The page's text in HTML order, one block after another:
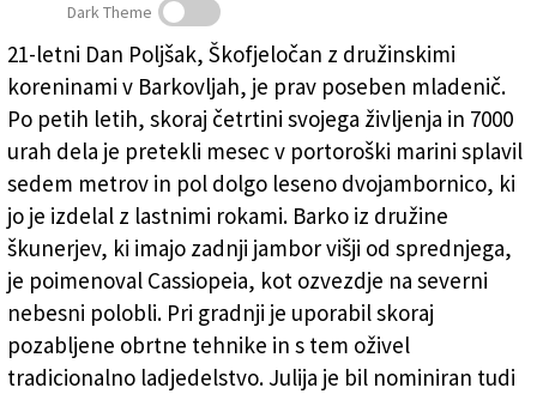
Pet let in 7000 ur dela za leseno jadrnico
Dark Theme
21-letni Dan Poljšak, Škofjeločan z družinskimi
koreninami v Barkovljah, je prav poseben mladenič.
Po petih letih, skoraj četrtini svojega življenja in 7000
urah dela je pretekli mesec v portoroški marini splavil
sedem metrov in pol dolgo leseno dvojambornico, ki
jo je izdelal z lastnimi rokami. Barko iz družine
škunerjev, ki imajo zadnji jambor višji od sprednjega,
je poimenoval Cassiopeia, kot ozvezdje na severni
nebesni polobli. Pri gradnji je uporabil skoraj
pozabljene obrtne tehnike in s tem oživel
tradicionalno ladjedelstvo. Julija je bil nominiran tudi